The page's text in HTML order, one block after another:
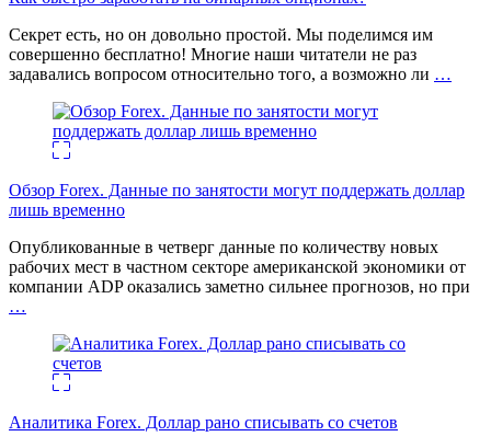
Секрет есть, но он довольно простой. Мы поделимся им
совершенно бесплатно! Многие наши читатели не раз
задавались вопросом относительно того, а возможно ли …
Обзор Forex. Данные по занятости могут поддержать доллар
лишь временно
Опубликованные в четверг данные по количеству новых
рабочих мест в частном секторе американской экономики от
компании ADP оказались заметно сильнее прогнозов, но при
…
Аналитика Forex. Доллар рано списывать со счетов